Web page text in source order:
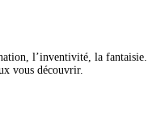
l’inventivité, la
vous découvrir.